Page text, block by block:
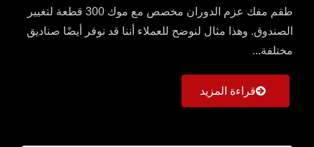
طقم مفك عزم الدوران مخصص مع موك 300 قطعة لتغيير
الصندوق. وهذا مثال لنوضح للعملاء أننا قد نوفر أيضًا صناديق
مختلفة...
قراءة المزيد